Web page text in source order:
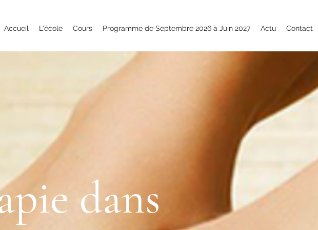
Accueil L'école Cours Programme de Septembre 2026 à Juin 2027 Actu Contact
dans